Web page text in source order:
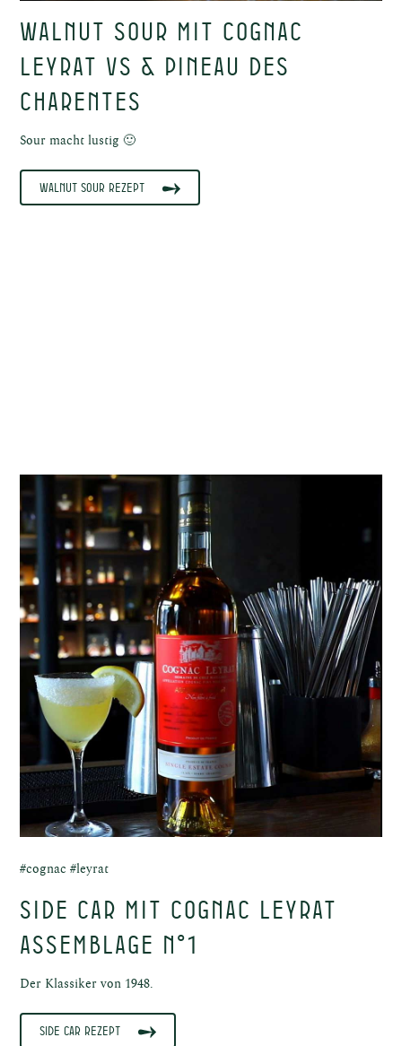
in
Walnut Sour mit Cognac
Leyrat VS & Pineau des
Charentes
Sour macht lustig 🙂
Walnut Sour Rezept
#cognac #leyrat
Side Car mit Cognac Leyrat
Assemblage N°1
Der Klassiker von 1948.
Side Car Rezept